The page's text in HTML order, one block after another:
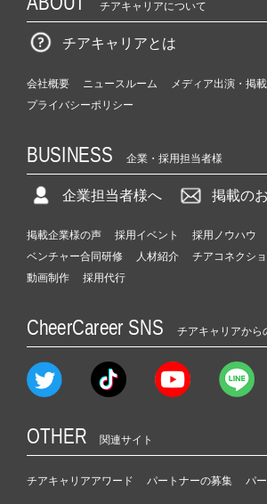
チアキャリアについて
チアキャリアとは
会社概要 ニュースルーム
メディア出演・掲載
プライバシーポリシー
BUSINESS 企業・採用担当者様
企業担当者様へ 掲載の
掲載企業様の声 採用イベント 採用ノウハウ
ベンチャー合同研修
人材紹介 チアコネクシ
動画制作
採用代行
CheerCareer SNS チアキャリアから
OTHER 関連サイト
チアキャリアアワード パートナーの募集 パ